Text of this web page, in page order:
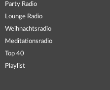
Party Radio
Lounge Radio
Weihnachtsradio
Meditationsradio
Top 40
Playlist